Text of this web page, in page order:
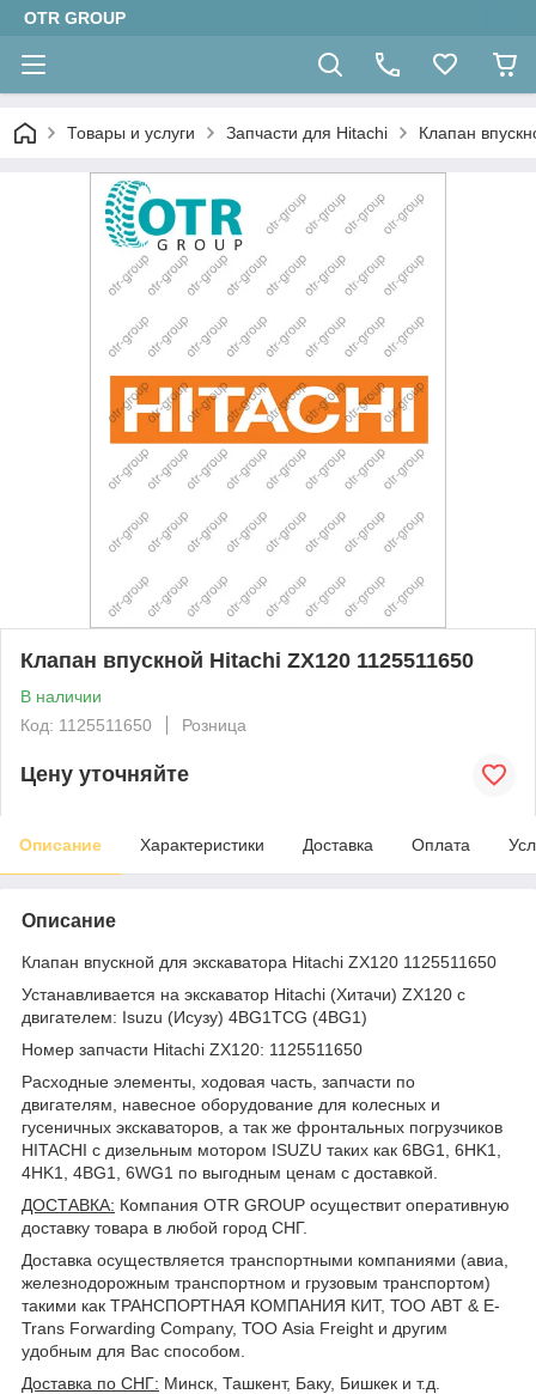
OTR GROUP
Товары и услуги Запчасти для Hitachi Клапан
Клапан впускной Hitachi ZX120 1125511650
В наличии
Код: 1125511650
Розница
Цену уточняйте
Описание Характеристики Доставка Оплата
Описание
Клапан впускной для экскаватора Hitachi ZX120 1125511650
Устанавливается на экскаватор Hitachi (Хитачи) ZX120 с
двигателем: Isuzu (Исузу) 4BG1TCG (4BG1)
Номер запчасти Hitachi ZX120: 1125511650
Расходные элементы, ходовая часть, запчасти по
двигателям, навесное оборудование для колесных и
гусеничных экскаваторов, а так же фронтальных погрузчиков
HITACHI с дизельным мотором ISUZU таких как 6BG1, 6HK1,
4HK1, 4BG1, 6WG1 по выгодным ценам с доставкой.
ДОСТАВКА: Компания OTR GROUP осуществит оперативную
доставку товара в любой город СНГ.
Доставка осуществляется транспортными компаниями (авиа,
железнодорожным транспортном и грузовым транспортом)
такими как ТРАНСПОРТНАЯ КОМПАНИЯ КИТ, ТОО ABT & E-
Trans Forwarding Company, ТОО Asia Freight и другим
удобным для Вас способом.
Доставка по СНГ: Минск, Ташкент, Баку, Бишкек и т.д.